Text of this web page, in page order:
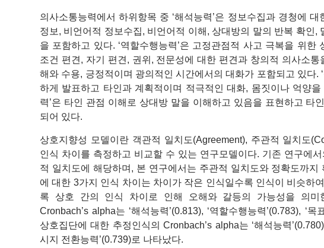
의사소통능력에서 하위항목 중 ‘해석능력’은 정보수집과 경청에
정보, 비언어적 정보수집, 비언어적 이해, 상대방의 말의 반복 확인
을 포함하고 있다. ‘역할수행능력’은 고정관점적 사고 극복을 위
조건 편견, 자기 편견, 권위, 전문성에 대한 편견과 창의적 의사소
해와 수용, 긍정적이며 광의적인 시간에서의 대화가 포함되고 있다.
하게 발표하고 타인과 계획적이며 적극적인 대화, 몸짓이나 억양
력’은 타인 관점 이해로 상대방 말을 이해하고 있음을 표현하고 타
되어 있다.
상호지향성 모델이란 객관적 일치도(Agreement), 주관적 일치도
인식 차이를 측정하고 비교할 수 있는 연구모델이다. 기존 연구에
적 일치도에 해당하며, 본 연구에서는 주관적 일치도와 정확도까
에 대한 3가지 인식 차이는 차이가 작은 인식일수록 인식이 비슷하
록 상호 간의 인식 차이로 인해 오해와 갈등의 가능성을 의미
Cronbach’s alpha는 ‘해석능력’(0.813), ‘역할수행능력’(0.783), ‘
상호집단에 대한 추정인식의 Cronbach’s alpha는 ‘해석능력
시지 전환능력’(0.739)로 나타났다.